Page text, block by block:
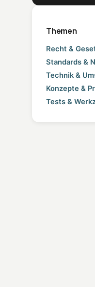
Themen
Recht &
Standards &
Technik &
Konzepte &
Tests &